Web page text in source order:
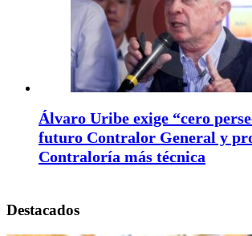
Álvaro Uribe exige “cero
futuro Contralor General y
Contraloría más técnica
Destacados